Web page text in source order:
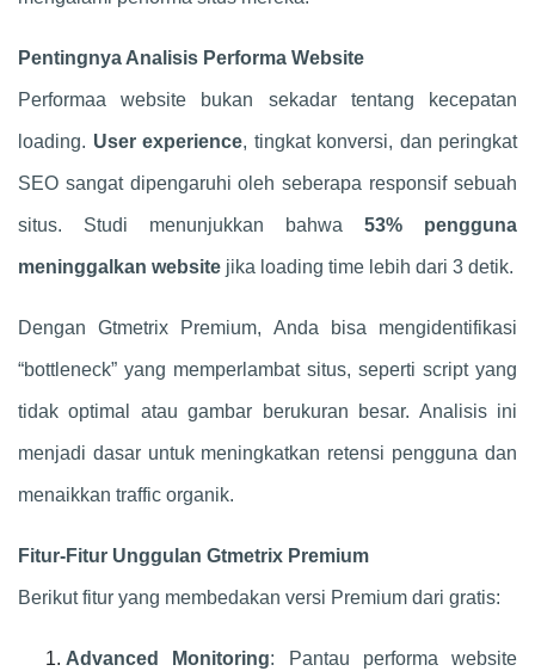
Pentingnya Analisis Performa Website
Performaa website bukan sekadar tentang kecepatan
loading. User experience, tingkat konversi, dan peringkat
SEO sangat dipengaruhi oleh seberapa responsif sebuah
situs. Studi menunjukkan bahwa 53% pengguna
meninggalkan website jika loading time lebih dari 3 detik.
Dengan Gtmetrix Premium, Anda bisa mengidentifikasi
“bottleneck” yang memperlambat situs, seperti script yang
tidak optimal atau gambar berukuran besar. Analisis ini
menjadi dasar untuk meningkatkan retensi pengguna dan
menaikkan traffic organik.
Fitur-Fitur Unggulan Gtmetrix Premium
Berikut fitur yang membedakan versi Premium dari gratis:
Advanced Monitoring: Pantau performa website